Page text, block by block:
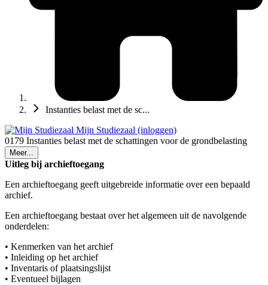
Instanties belast met de sc...
Mijn Studiezaal (inloggen)
0179 Instanties belast met de schattingen voor de grondbelasting
Meer...
Uitleg bij archieftoegang
Een archieftoegang geeft uitgebreide informatie over een bepaald
archief.
Een archieftoegang bestaat over het algemeen uit de navolgende
onderdelen:
• Kenmerken van het archief
• Inleiding op het archief
• Inventaris of plaatsingslijst
• Eventueel bijlagen